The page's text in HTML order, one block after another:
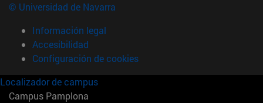
© Universidad de Navarra
Información legal
Accesibilidad
Configuración de cookies
Localizador de campus
Campus Pamplona